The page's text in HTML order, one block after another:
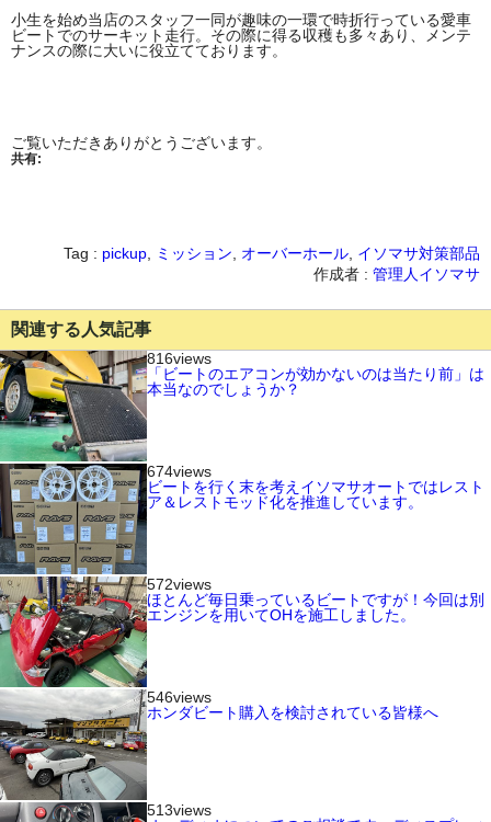
小生を始め当店のスタッフ一同が趣味の一環で時折行っている愛車
ビートでのサーキット走行。その際に得る収穫も多々あり、メンテ
ナンスの際に大いに役立てております。
ご覧いただきありがとうございます。
共有:
Tag : pickup ミッション オーバーホール イソマサ対策部品
作成者 : 管理人イソマサ
関連する人気記事
816views
「ビートのエアコンが効かないのは当たり前」は
本当なのでしょうか？
674views
ビートを行く末を考えイソマサオートではレスト
ア＆レストモッド化を推進しています。
572views
ほとんど毎日乗っているビートですが！今回は別
エンジンを用いてOHを施工しました。
546views
ホンダビート購入を検討されている皆様へ
513views